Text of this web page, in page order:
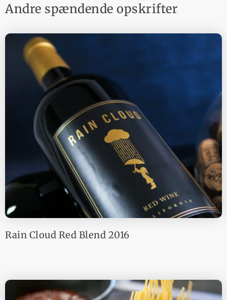
Andre spændende opskrifter
Rain Cloud Red Blend 2016